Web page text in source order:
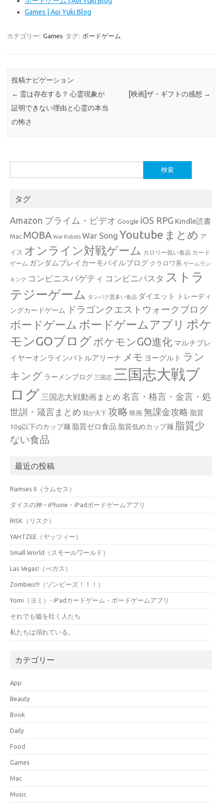
Games | Aoi Yuki Blog
カテゴリー: Games タグ: ボードゲーム
投稿ナビゲーション
← 霊は存在する？ 心霊現象が
証明できない理由と心霊の本当
の怖さ
[映画]ザ・ギフトの感想 →
索:
タグ
Amazon プライム・ビデオ Google iOS RPG Kindle読書
Mac MOBA War Robots War Song Youtube まとめ ア
イス オンライン対戦ゲーム カロリー低い食品 カード
ゲーム ガンダムブレイカーモバイルブログ クラロワ系 ゲームラン
キング コンビニスパゲティ コンビニパスタ ストラ
テジーゲーム
タンパク質多い食品 ダイエット
トレーディ
ングカードゲーム
ドラゴンクエストウォークブログ
ボードゲーム ボードゲームアプリ ポケ
モンGOブログ ポケモンGO進化 マルチプレ
イヤーオンラインバトルアリーナ メモ ヨーグルト ラン
キング ラーメンブログ 三国志 三国志大戦ブ
ログ 三国志大戦動画まとめ 名言・格言・金言・処
世訓・箴言まとめ 我が天下 攻略 映画 無課金攻略 脂質
10g以下のカップ麺 脂質ゼロ食品 脂質低めカップ麺 脂質少
ない食品
最近の投稿
Ramses II（ラムセス）
ダイスの神 – iPhone・iPadボードゲームアプリ
RISK（リスク）
YAHTZEE（ヤッツィー）
Small World（スモールワールド）
Las Vegas!（べガス）
Zombies!!!（ゾンビーズ！！！）
Yomi（ヨミ）- iPadカードゲーム・ボードゲームアプリ
それでも嘘を吐く人たち
私たちは溺れている。
カテゴリー
App
Beauty
Book
Daily
Food
Games
Mac
Music